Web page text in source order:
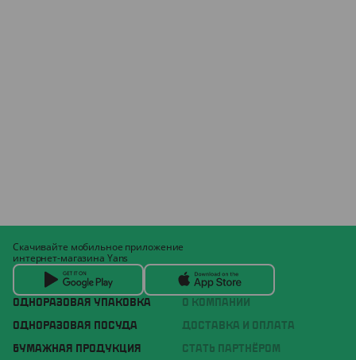
ОДНОРАЗОВАЯ УПАКОВКА
ОДНОРАЗОВАЯ ПОСУДА
БУМАЖНАЯ ПРОДУКЦИЯ
О КОМПАНИИ
ДОСТАВКА И ОПЛАТА
СТАТЬ ПАРТНЁРОМ
Скачивайте мобильное приложение
интернет-магазина Yans